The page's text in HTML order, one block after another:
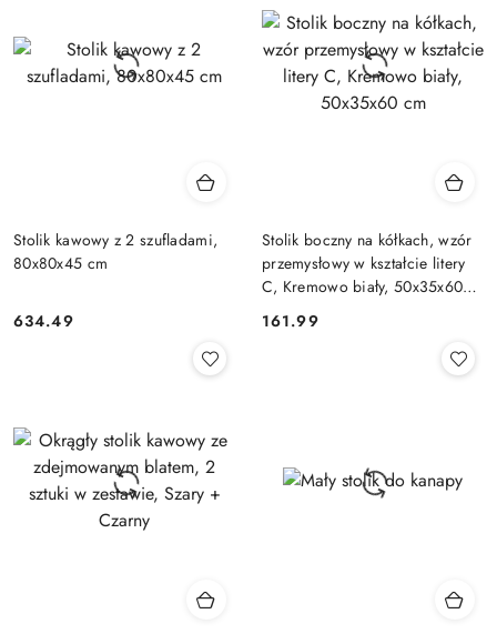
Stolik kawowy z 2 szufladami,
80x80x45 cm
Cena:
634.49
Stolik boczny na kółkach, wzór
przemysłowy w kształcie litery
C, Kremowo biały, 50x35x60
Cena:
161.99